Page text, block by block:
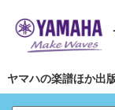
ヤマハの楽譜ほか出